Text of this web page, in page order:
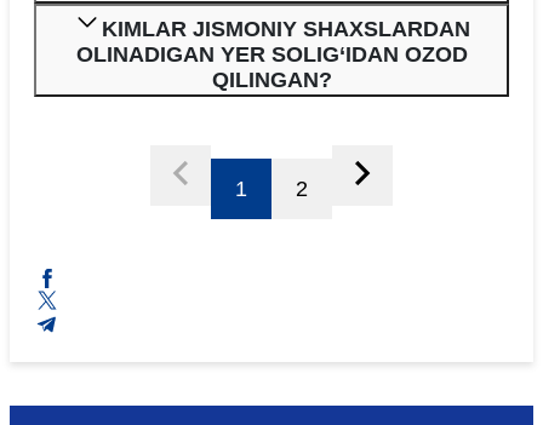
KIMLAR JISMONIY SHAXSLARDAN
OLINADIGAN YER SOLIG‘IDAN OZOD
QILINGAN?
1 2